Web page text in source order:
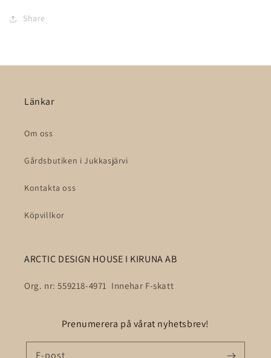
Share
Länkar
Om oss
Gårdsbutiken i Jukkasjärvi
Kontakta oss
Köpvillkor
ARCTIC DESIGN HOUSE I KIRUNA AB
Org. nr: 559218-4971 Innehar F-skatt
Prenumerera på vårat nyhetsbrev!
E-post